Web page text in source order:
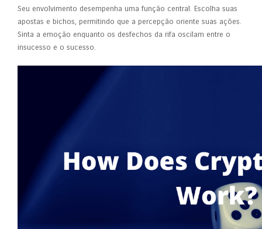
Seu envolvimento desempenha uma função central. Escolha suas
apostas e bichos, permitindo que a percepção oriente suas ações.
Sinta a emoção enquanto os desfechos da rifa oscilam entre o
insucesso e o sucesso.